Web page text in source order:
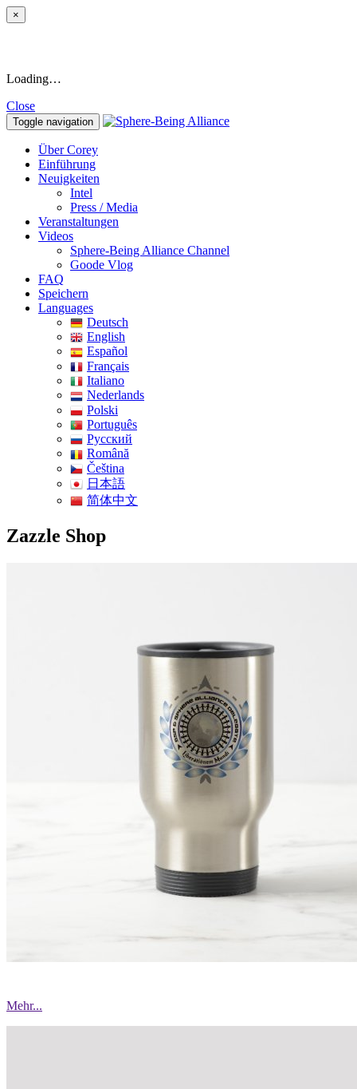
×
Loading…
Close
Toggle navigation
Über Corey
Einführung
Neuigkeiten
Intel
Press / Media
Veranstaltungen
Videos
Sphere-Being Alliance Channel
Goode Vlog
FAQ
Speichern
Languages
Deutsch
English
Español
Français
Italiano
Nederlands
Polski
Português
Pусский
Română
Čeština
日本語
简体中文
Zazzle Shop
Mehr...